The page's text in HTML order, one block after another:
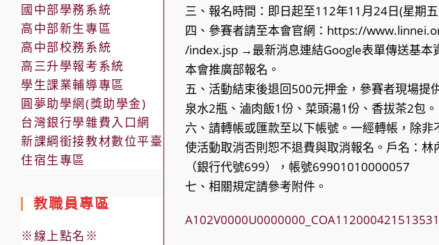
三、報名時間：即日起至112年11月24日(星期五
四、參賽者請至本會官網：https://
/index.jsp →最新消息連結Google表單傳送基本
本會推廣部報名。
五、活動結束後退回500元押金，參賽者現場提
泉水2瓶、滷肉飯1份、菜頭湯1份、香拔茶2包。
六、請轉帳或匯款至以下帳號。一經轉帳，除非
使活動取消否則恕不退費與取消報名。戶名：林
（銀行代號699），帳號69901010000057
七、相關規定請參考附件。
國中部學務系統
高中部新生專區
高中部校務系統
高三升學報考系統
學生課業輔導專區
圓夢助學網(獎助學金)
台灣銀行學雜費入口網
新課綱銜接教材數位平臺
住宿生專區
教職員專區
※線上點名※